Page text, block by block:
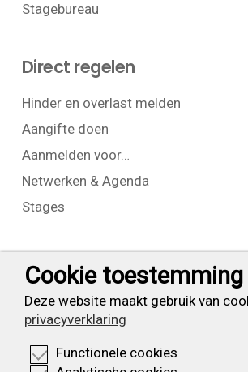
Stagebureau
Direct regelen
Hinder en overlast melden
Aangifte doen
Aanmelden voor…
Netwerken & Agenda
Stages
Contact
T:+31 (0) 23 525 7826
Cookie toestemming
Deze website maakt gebruik van
privacyverklaring
Functionele cookies